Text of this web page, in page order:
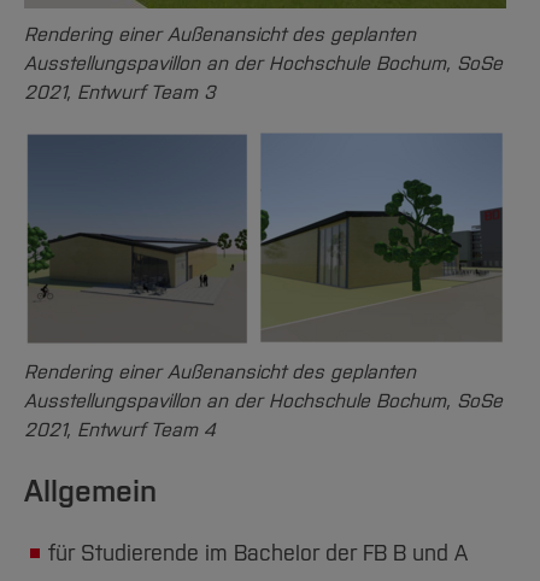
Rendering einer Außenansicht des geplanten
Ausstellungspavillon an der Hochschule Bochum, SoSe
2021, Entwurf Team 3
Rendering einer Außenansicht des geplanten
Ausstellungspavillon an der Hochschule Bochum, SoSe
2021, Entwurf Team 4
Allgemein
für Studierende im Bachelor der FB B und A